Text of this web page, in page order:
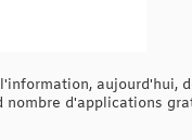
aujourd'hui,
nombre d'applications